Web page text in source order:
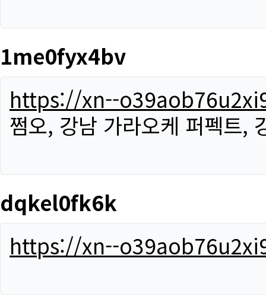
1me0fyx4bv
https://xn--
쩜오, 강남 가라오케 퍼펙트,
dqkel0fk6k
https://xn--